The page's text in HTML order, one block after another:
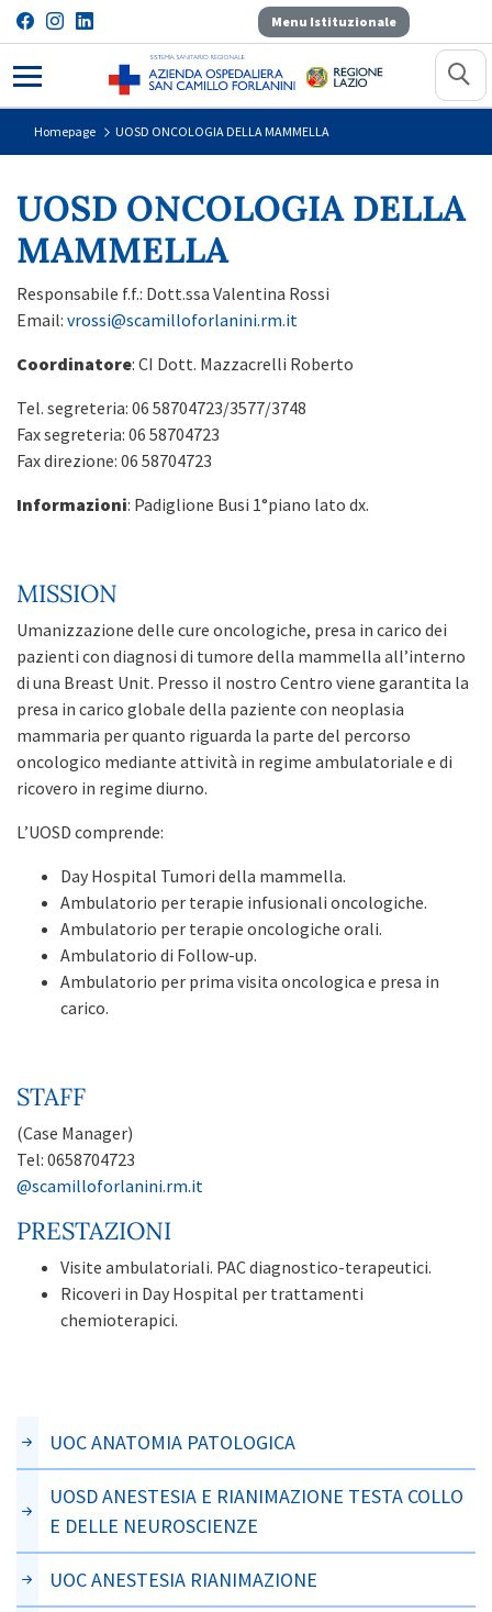
Menu Istituzionale
UOSD ONCOLOGIA DELLA
Homepage UOSD ONCOLOGIA DELLA MAMMELLA
UOSD ONCOLOGIA DELLA
MAMMELLA
Responsabile f.f.: Dott.ssa Valentina Rossi
Email: vrossi@scamilloforlanini.rm.it
Coordinatore: CI Dott. Mazzacrelli Roberto
Tel. segreteria: 06 58704723/3577/3748
Fax segreteria: 06 58704723
Fax direzione: 06 58704723
Informazioni: Padiglione Busi 1°piano lato dx.
MISSION
Umanizzazione delle cure oncologiche, presa in carico dei
pazienti con diagnosi di tumore della mammella all’interno
di una Breast Unit. Presso il nostro Centro viene garantita la
presa in carico globale della paziente con neoplasia
mammaria per quanto riguarda la parte del percorso
oncologico mediante attività in regime ambulatoriale e di
ricovero in regime diurno.
L’UOSD comprende:
Day Hospital Tumori della mammella.
Ambulatorio per terapie infusionali oncologiche.
Ambulatorio per terapie oncologiche orali.
Ambulatorio di Follow-up.
Ambulatorio per prima visita oncologica e presa in
carico.
STAFF
(Case Manager)
Tel: 0658704723
@scamilloforlanini.rm.it
PRESTAZIONI
Visite ambulatoriali. PAC diagnostico-terapeutici.
Ricoveri in Day Hospital per trattamenti
chemioterapici.
UOC ANATOMIA PATOLOGICA
UOSD ANESTESIA E RIANIMAZIONE TESTA COLLO
E DELLE NEUROSCIENZE
UOC ANESTESIA RIANIMAZIONE